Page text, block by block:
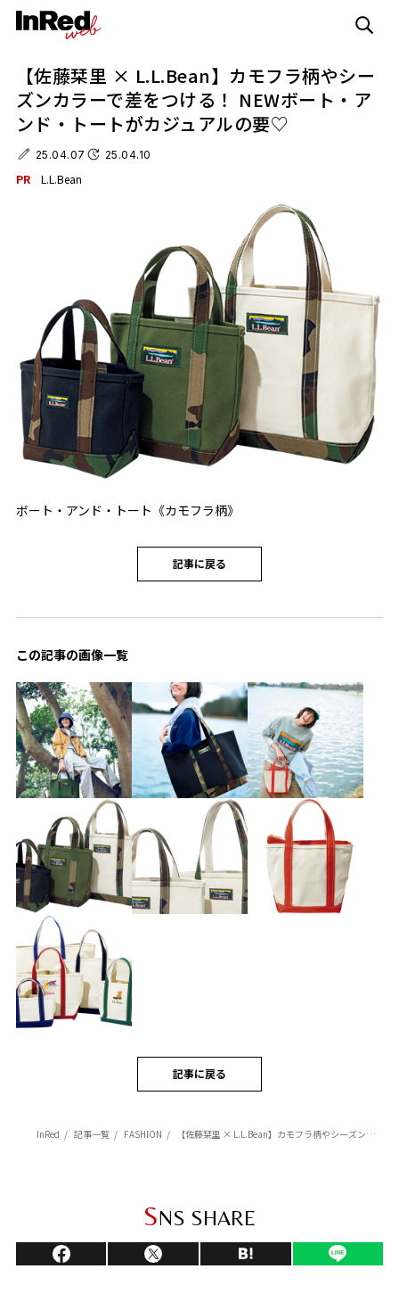
【佐藤栞里 × L.L.Bean】カモフラ柄やシー
ズンカラーで差をつける！ NEWボート・ア
ンド・トートがカジュアルの要♡
25.04.07 25.04.10
PR L.L.Bean
ボート・アンド・トート《カモフラ柄》
記事に戻る
この記事の画像一覧
記事に戻る
InRed 記事一覧 FASHION 【佐藤栞里 × L.L.Bean】カモフラ柄やシーズンカラーで差をつける！ NEWボート・アンド・トートがカジュアルの要♡
SNS SHARE